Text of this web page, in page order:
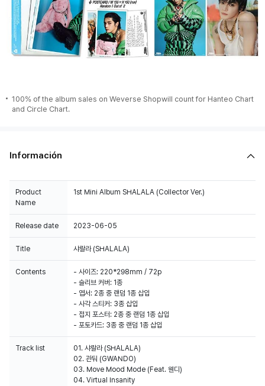
100% of the album sales on Weverse Shopwill count for Hanteo Chart
and Circle Chart.
Información
Product
Name
1st Mini Album SHALALA (Collector Ver.)
Release date 2023-06-05
Title 샤랄라 (SHALALA)
Contents
- 사이즈: 220*298mm / 72p
- 슬리브 커버: 1종
- 엽서: 2종 중 랜덤 1종 삽입
- 사각 스티커: 3종 삽입
- 접지 포스터: 2종 중 랜덤 1종 삽입
- 포토카드: 3종 중 랜덤 1종 삽입
Track list
01. 샤랄라 (SHALALA)
02. 관둬 (GWANDO)
03. Move Mood Mode (Feat. 웬디)
04. Virtual Insanity